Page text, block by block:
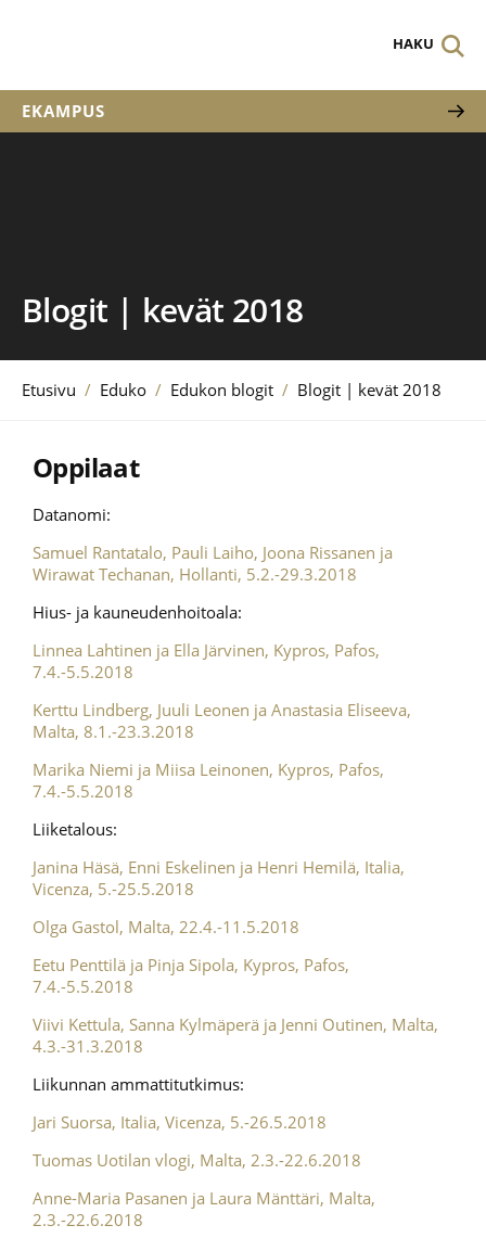
HAKU
EKAMPUS
Blogit | kevät 2018
Etusivu / Eduko / Edukon blogit / Blogit | kevät 2018
Oppilaat
Datanomi:
Samuel Rantatalo, Pauli Laiho, Joona Rissanen ja
Wirawat Techanan, Hollanti, 5.2.-29.3.2018
Hius- ja kauneudenhoitoala:
Linnea Lahtinen ja Ella Järvinen, Kypros, Pafos,
7.4.-5.5.2018
Kerttu Lindberg, Juuli Leonen ja Anastasia Eliseeva,
Malta, 8.1.-23.3.2018
Marika Niemi ja Miisa Leinonen, Kypros, Pafos,
7.4.-5.5.2018
Liiketalous:
Janina Häsä, Enni Eskelinen ja Henri Hemilä, Italia,
Vicenza, 5.-25.5.2018
Olga Gastol, Malta, 22.4.-11.5.2018
Eetu Penttilä ja Pinja Sipola, Kypros, Pafos,
7.4.-5.5.2018
Viivi Kettula, Sanna Kylmäperä ja Jenni Outinen, Malta,
4.3.-31.3.2018
Liikunnan ammattitutkimus:
Jari Suorsa, Italia, Vicenza, 5.-26.5.2018
Tuomas Uotilan vlogi, Malta, 2.3.-22.6.2018
Anne-Maria Pasanen ja Laura Mänttäri, Malta,
2.3.-22.6.2018